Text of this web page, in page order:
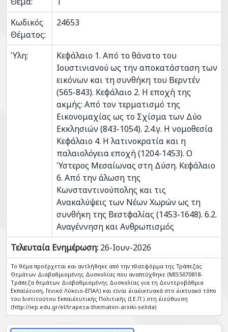
Κωδικός
Θέματος:
24653
Ύλη:
Κεφάλαιο 1. Από το θάνατο του
Ιουστινιανού ως την αποκατάσταση των
εικόνων και τη συνθήκη του Βερντέν
(565-843). Κεφάλαιο 2. Η εποχή της
ακμής: Από τον τερματισμό της
Εικονομαχίας ως το Σχίσμα των Δύο
Εκκλησιών (843-1054). 2.4.γ. Η νομοθεσία
Κεφάλαιο 4. Η λατινοκρατία και η
παλαιολόγεια εποχή (1204-1453). Ο
Ύστερος Μεσαίωνας στη Δύση. Κεφάλαιο
6. Από την άλωση της
Κωνσταντινούπολης και τις
Ανακαλύψεις των Νέων Χωρών ως τη
συνθήκη της Βεστφαλίας (1453-1648). 6.2.
Αναγέννηση και Ανθρωπισμός
Τελευταία Ενημέρωση: 26-Ιουν-2026
Το θέμα προέρχεται και αντλήθηκε από την πλατφόρμα της Τράπεζας
Θεμάτων Διαβαθμισμένης Δυσκολίας που αναπτύχθηκε (MIS5070818-
Tράπεζα θεμάτων Διαβαθμισμένης Δυσκολίας για τη Δευτεροβάθμια
Εκπαίδευση, Γενικό Λύκειο-ΕΠΑΛ) και είναι διαδικτυακά στο δικτυακό τόπο
του Ινστιτούτου Εκπαιδευτικής Πολιτικής (Ι.Ε.Π.) στη διεύθυνση
(http://iep.edu.gr/el/trapeza-thematon-arxiki-selida)